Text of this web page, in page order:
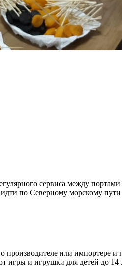
сервиса между
идти по Северному морскому
производителе или импортере
игры и игрушки для детей до